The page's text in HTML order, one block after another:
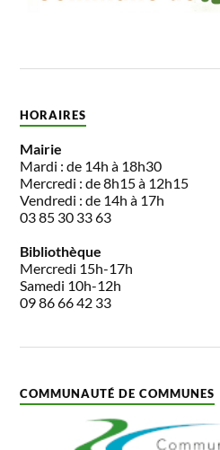
HORAIRES
Mairie
Mardi : de 14h à 18h30
Mercredi : de 8h15 à 12h15
Vendredi : de 14h à 17h
03 85 30 33 63
Bibliothèque
Mercredi 15h-17h
Samedi 10h-12h
09 86 66 42 33
COMMUNAUTÉ DE COMMUNES